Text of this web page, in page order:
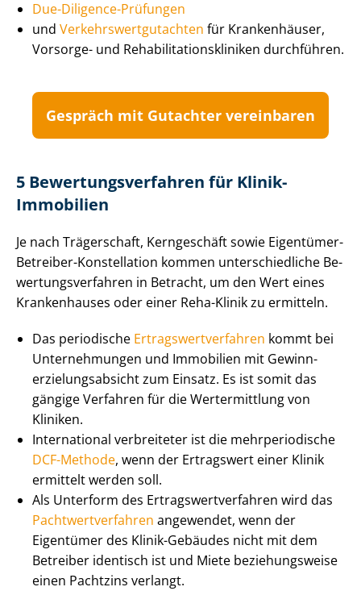
Due-Diligence-Prüfungen
und Ver­kehrs­wert­gut­ach­ten für Krankenhäuser,
Vorsorge- und Re­ha­bi­li­ta­ti­ons­kli­ni­ken durchführen.
Gespräch mit Gutachter vereinbaren
5 Be­wer­tungs­ver­fah­ren für Klinik-
Immobilien
Je nach Trägerschaft, Kerngeschäft sowie Eigentümer-
Betreiber-Konstellation kommen un­ter­schied­li­che Be­
wer­tungs­ver­fah­ren in Betracht, um den Wert eines
Krankenhauses oder einer Reha-Klinik zu ermitteln.
Das periodische Er­trags­wert­ver­fah­ren kommt bei
Unternehmungen und Immobilien mit Ge­winn­
erzie­lungs­ab­sicht zum Einsatz. Es ist somit das
gängige Verfahren für die Wertermittlung von
Kliniken.
International verbreiteter ist die mehrperiodische
DCF-Methode, wenn der Ertragswert einer Klinik
ermittelt werden soll.
Als Unterform des Er­trags­wert­ver­fah­ren wird das
Pacht­wert­ver­fah­ren angewendet, wenn der
Eigentümer des Klinik-Gebäudes nicht mit dem
Betreiber identisch ist und Miete beziehungsweise
einen Pachtzins verlangt.